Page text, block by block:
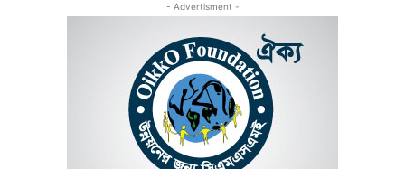
- Advertisment -